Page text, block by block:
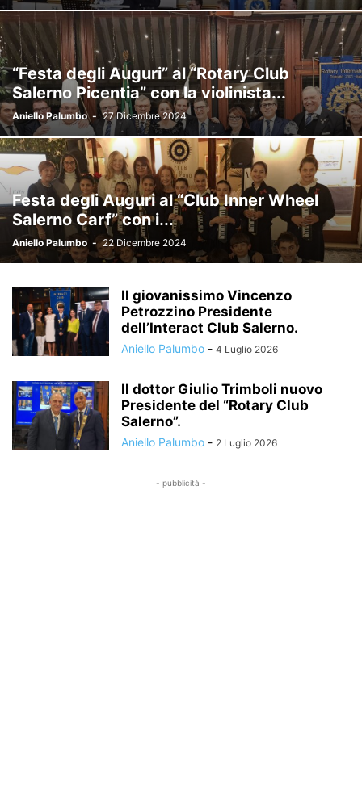
“Festa degli Auguri” al “Rotary Club
Salerno Picentia” con la violinista...
Aniello Palumbo - 27 Dicembre 2024
Festa degli Auguri al “Club Inner Wheel
Salerno Carf” con i...
Aniello Palumbo - 22 Dicembre 2024
Il giovanissimo Vincenzo
Petrozzino Presidente
dell’Interact Club Salerno.
Aniello Palumbo - 4 Luglio 2026
Il dottor Giulio Trimboli nuovo
Presidente del “Rotary Club
Salerno”.
Aniello Palumbo - 2 Luglio 2026
- pubblicità -